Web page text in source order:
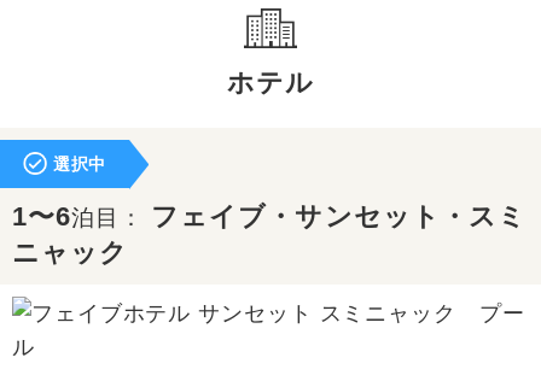
ホテル
選択中
1〜6泊目： フェイブ・サンセット・スミ
ニャック